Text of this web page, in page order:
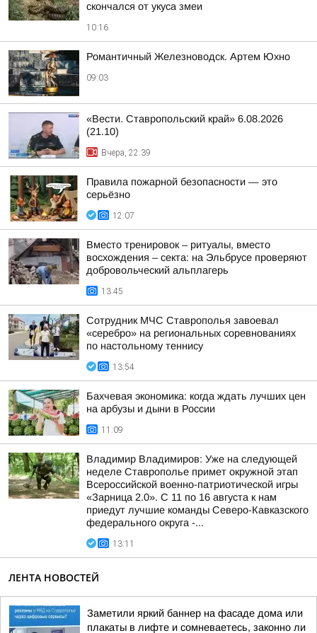
скончался от укуса змеи
10:16
Романтичный Железноводск. Артем Юхно
09:03
«Вести. Ставропольский край» 6.08.2026
(21.10)
Вчера, 22:39
Правила пожарной безопасности — это
серьёзно
12:07
Вместо тренировок – ритуалы, вместо
восхождения – секта: на Эльбрусе проверяют
добровольческий альплагерь
13:45
Сотрудник МЧС Ставрополья завоевал
«серебро» на региональных соревнованиях
по настольному теннису
13:54
Бахчевая экономика: когда ждать лучших цен
на арбузы и дыни в России
11:09
Владимир Владимиров: Уже на следующей
неделе Ставрополье примет окружной этап
Всероссийской военно-патриотической игры
«Зарница 2.0». С 11 по 16 августа к нам
приедут лучшие команды Северо-Кавказского
федерального округа -...
13:11
ЛЕНТА НОВОСТЕЙ
Заметили яркий баннер на фасаде дома или
плакаты в лифте и сомневаетесь, законно ли